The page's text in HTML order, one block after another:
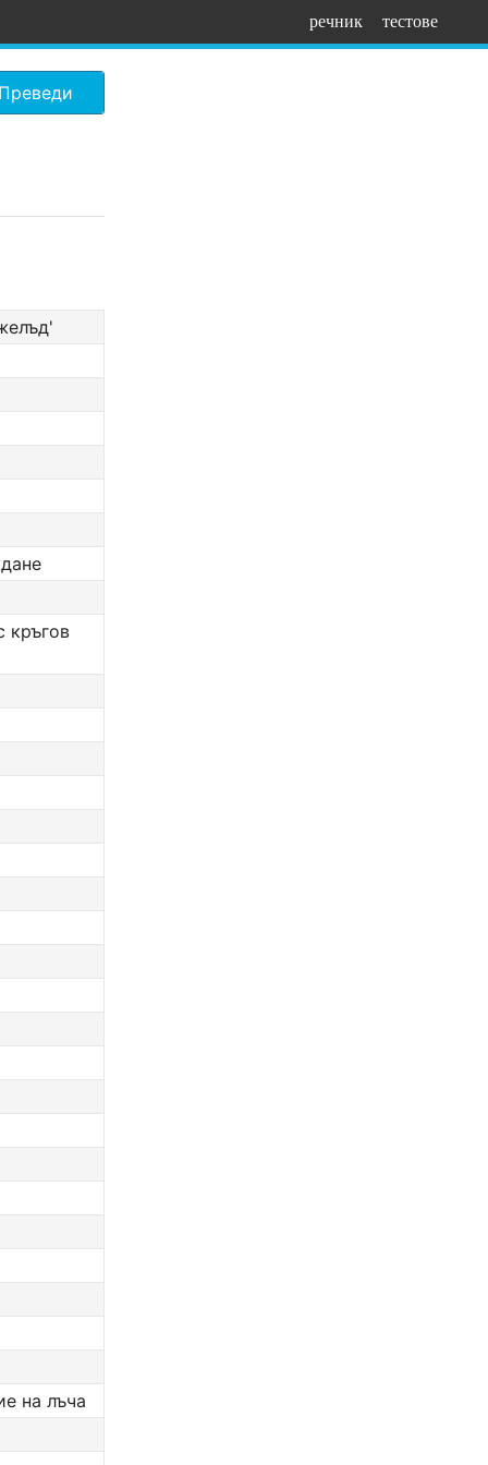
речник тестове
кръгов
на лъча